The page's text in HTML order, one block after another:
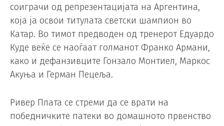
соиграчи од репрезентацијата на Аргентина,
која ја освои титулата светски шампион во
Катар. Во тимот предводен од тренерот Едуардо
Куде веќе се наоѓаат голманот Франко Армани,
како и дефанзивците Гонзало Монтиел, Маркос
Акуња и Герман Пецеља.
Ривер Плата се стреми да се врати на
победничките патеки во домашното првенство